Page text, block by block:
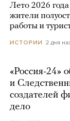
Лето 2026
жители
работы и
ИСТОРИИ 2 дня
«Россия-24»
и
создателей
дело